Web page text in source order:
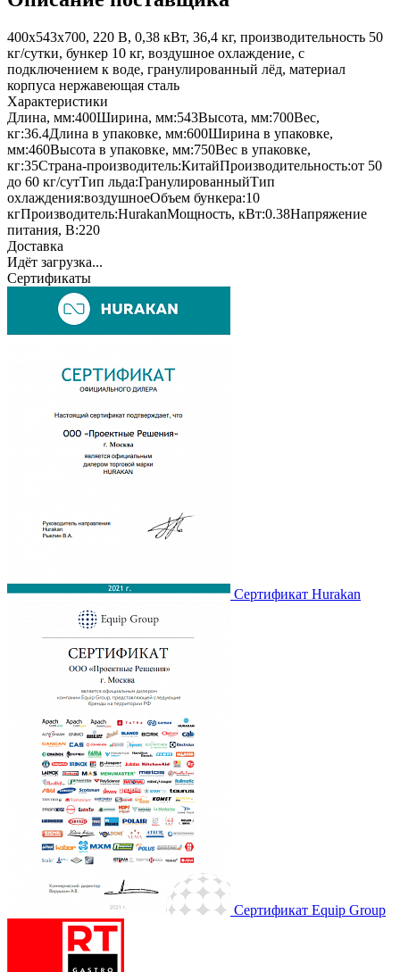
400х543х700, 220 В, 0,38 кВт, 36,4 кг, производительность 50
кг/сутки, бункер 10 кг, воздушное охлаждение, с
подключением к воде, гранулированный лёд, материал
корпуса нержавеющая сталь
Характеристики
Длина, мм:400Ширина, мм:543Высота, мм:700Вес,
кг:36.4Длина в упаковке, мм:600Ширина в упаковке,
мм:460Высота в упаковке, мм:750Вес в упаковке,
кг:35Страна-производитель:КитайПроизводительность:от 50
до 60 кг/сутТип льда:ГранулированныйТип
охлаждения:воздушноеОбъем бункера:10
кгПроизводитель:HurakanМощность, кВт:0.38Напряжение
питания, В:220
Доставка
Идёт загрузка...
Сертификаты
Сертификат Hurakan
Сертификат Equip Group